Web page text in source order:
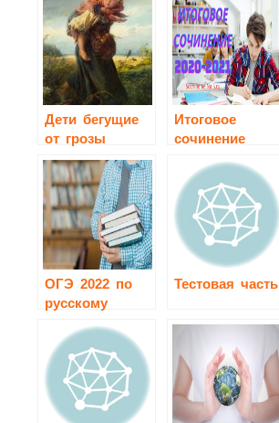
Дети бегущие
от грозы
сочинение 3
класс
Итоговое
сочинение
ОГЭ 2022 по
русскому
Тестовая часть